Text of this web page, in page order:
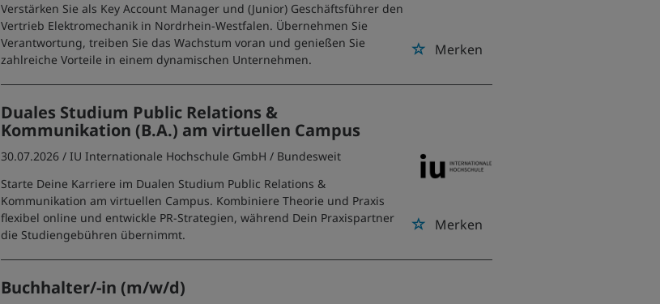
Merken
Verstärken Sie als Key Account Manager und (Junior) Geschäftsführer den
Vertrieb Elektromechanik in Nordrhein-Westfalen. Übernehmen Sie
Verantwortung, treiben Sie das Wachstum voran und genießen Sie
zahlreiche Vorteile in einem dynamischen Unternehmen.
Duales Studium Public Relations &
Kommunikation (B.A.) am virtuellen Campus
Merken
30.07.2026 /IU Internationale Hochschule GmbH / Bundesweit
Starte Deine Karriere im Dualen Studium Public Relations &
Kommunikation am virtuellen Campus. Kombiniere Theorie und Praxis
flexibel online und entwickle PR-Strategien, während Dein Praxispartner
die Studiengebühren übernimmt.
Buchhalter/-in (m/w/d)